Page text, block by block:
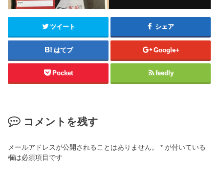
ツイート シェア
はてブ Google+
Pocket feedly
コメントを残す
メールアドレスが公開されることはありません。 * が付いている
欄は必須項目です